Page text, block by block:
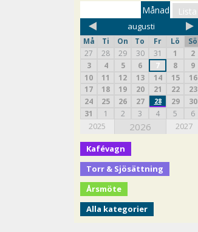
Lista
Månad
augusti
Må Ti On To Fr Lö
Sö
27
28 29 30 31 1
2
3
4 5 6 7 8
9
10
11 12 13 14 15
16
17
18 19 20 21 22
23
24
25 26 27 28 29
30
31
1 2 3 4 5 6
2025 2026 2027
Kafévagn
Torr & Sjösättning
Årsmöte
Alla kategorier